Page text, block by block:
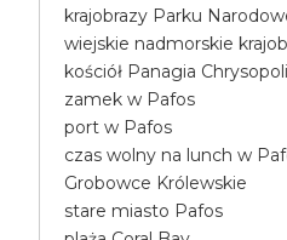
krajobrazy Parku
wiejskie nadmorskie
kościół Panagia
zamek w Pafos
port w Pafos
czas wolny na lunch w
Grobowce Królewskie
stare miasto Pafos